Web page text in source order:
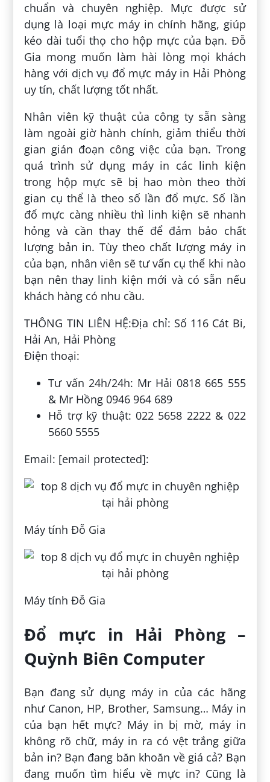
chuẩn và chuyên nghiệp. Mực được sử
dụng là loại mực máy in chính hãng, giúp
kéo dài tuổi thọ cho hộp mực của bạn. Đỗ
Gia mong muốn làm hài lòng mọi khách
hàng với dịch vụ đổ mực máy in Hải Phòng
uy tín, chất lượng tốt nhất.
Nhân viên kỹ thuật của công ty sẵn sàng
làm ngoài giờ hành chính, giảm thiểu thời
gian gián đoạn công việc của bạn. Trong
quá trình sử dụng máy in các linh kiện
trong hộp mực sẽ bị hao mòn theo thời
gian cụ thể là theo số lần đổ mực. Số lần
đổ mực càng nhiều thì linh kiện sẽ nhanh
hỏng và cần thay thế để đảm bảo chất
lượng bản in. Tùy theo chất lượng máy in
của bạn, nhân viên sẽ tư vấn cụ thể khi nào
bạn nên thay linh kiện mới và có sẵn nếu
khách hàng có nhu cầu.
THÔNG TIN LIÊN HỆ:Địa chỉ: Số 116 Cát Bi,
Hải An, Hải Phòng
Điện thoại:
Tư vấn 24h/24h: Mr Hải 0818 665 555
& Mr Hồng 0946 964 689
Hỗ trợ kỹ thuật: 022 5658 2222 & 022
5660 5555
Email: [email protected]:
Máy tính Đỗ Gia
Máy tính Đỗ Gia
Đổ mực in Hải Phòng –
Quỳnh Biên Computer
Bạn đang sử dụng máy in của các hãng
như Canon, HP, Brother, Samsung… Máy in
của bạn hết mực? Máy in bị mờ, máy in
không rõ chữ, máy in ra có vệt trắng giữa
bản in? Bạn đang băn khoăn về giá cả? Bạn
đang muốn tìm hiểu về mực in? Cũng là